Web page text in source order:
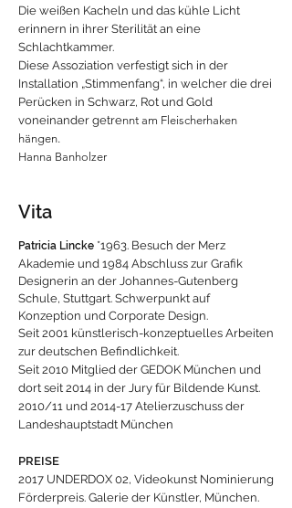
Die weißen Kacheln und das kühle Licht
erinnern in ihrer Sterilität an eine
Schlachtkammer.
Diese Assoziation verfestigt sich in der
Installation „Stimmenfang“, in welcher die drei
Perücken in Schwarz, Rot und Gold
voneinander getrennt am Fleischerhaken
hängen.
Hanna Banholzer
Vita
Patricia Lincke *1963. Besuch der Merz
Akademie und 1984 Abschluss zur Grafik
Designerin an der Johannes-Gutenberg
Schule, Stuttgart. Schwerpunkt auf
Konzeption und Corporate Design.
Seit 2001 künstlerisch-konzeptuelles Arbeiten
zur deutschen Befindlichkeit.
Seit 2010 Mitglied der GEDOK München und
dort seit 2014 in der Jury für Bildende Kunst.
2010/11 und 2014-17 Atelierzuschuss der
Landeshauptstadt München
PREISE
2017 UNDERDOX 02, Videokunst Nominierung
Förderpreis. Galerie der Künstler, München.